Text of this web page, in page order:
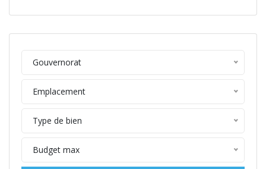
Gouvernorat
Emplacement
Type de bien
Budget max